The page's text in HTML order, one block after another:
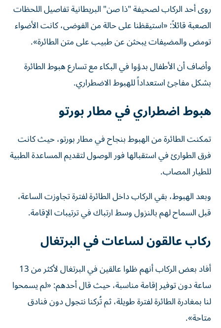
روى أحد الركاب لصحيفة "ذا صن" البريطانية تفاصيل اللحظات
الصعبة قائلاً: «استيقظنا على حالة من الفوضى، كانت الأضواء
تومض والمضيفات يبحثن عن طبيب على متن الطائرة».
وأضاف أن الأطفال بدؤوا في البكاء مع تسارع هبوط الطائرة
بشكل مفاجئ استعداداً للهبوط الاضطراري.
هبوط اضطراري في مطار بورتو
تمكنت الطائرة من الهبوط بنجاح في مطار بورتو، حيث كانت
فرق الطوارئ في استقبالها فور الوصول لتقديم المساعدة الطبية
للطيار المصاب.
وبعد الهبوط، بقي الركاب داخل الطائرة لفترة تجاوزت الساعة،
قبل السماح لهم بالنزول وسط ارتباك في ترتيبات الإقامة.
ركاب عالقون لساعات في البرتغال
أفاد بعض الركاب أنهم ظلوا عالقين في البرتغال لأكثر من 13
ساعة دون توفير إقامة مناسبة، حيث قال أحدهم: «لم يسمحوا
لنا بمغادرة الطائرة لفترة طويلة، ثم تُركنا نتجول دون فنادق
متاحة».